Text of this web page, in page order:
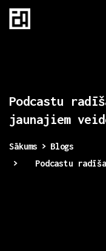
Podcastu
jaunajiem
Sākums
Blogs
Podcastu